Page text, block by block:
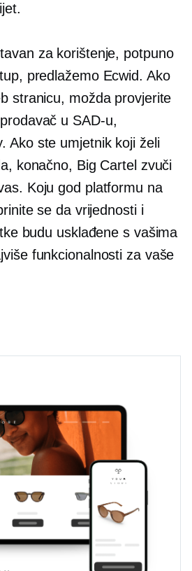
za korištenje, potpuno
predlažemo Ecwid. Ako
stranicu, možda provjerite
u SAD-u,
Ako ste umjetnik koji želi
konačno, Big Cartel zvuči
Koju god platformu na
se da vrijednosti i
budu usklađene s vašima
funkcionalnosti za vaše